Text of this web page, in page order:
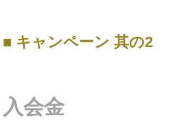
■ キャンペーン 其の2
入会金